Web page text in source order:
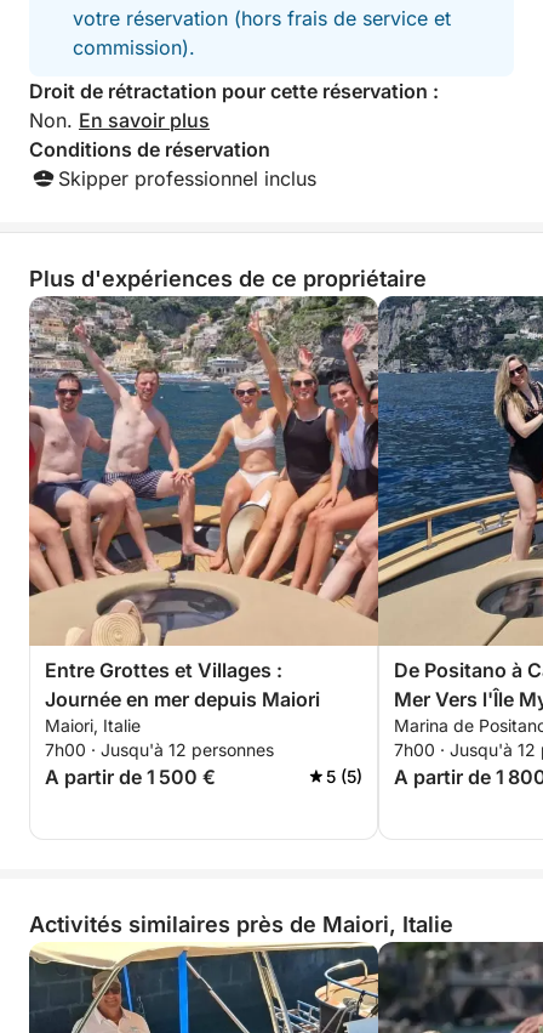
En résumé, je
votre réservation (hors frais de service et
commission).
Droit de rétractation pour cette réservation :
Non. En savoir plus
Conditions de réservation
Skipper professionnel inclus
Plus d'expériences de ce propriétaire
Entre Grottes et Villages :
Journée en mer depuis Maiori
Maiori, Italie
7h00 · Jusqu'à 12 personnes
A partir de 1 500 € 5 (5)
De Positano à
Mer Vers l'Île
Marina de
7h00 · Jusqu'à 12
A partir de 1
Activités similaires près de Maiori, Italie